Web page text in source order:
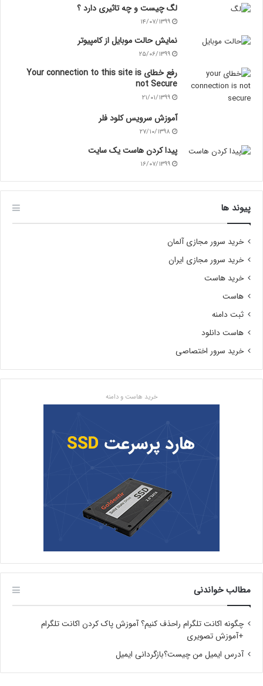
لگ چیست و چه تاثیری دارد ؟
۱۴/۰۷/۱۳۹۹
نمایش حالت موبایل از کامپیوتر
۲۵/۰۶/۱۳۹۹
رفع خطای Your connection to this site is
not Secure
۲۱/۰۱/۱۳۹۹
آموزش سرویس کلود فلر
۲۷/۱۰/۱۳۹۸
پیدا کردن هاست یک سایت
۱۶/۰۷/۱۳۹۹
پیوند ها
خرید سرور مجازی آلمان
خرید سرور مجازی ایران
خرید هاست
هاست
ثبت دامنه
هاست دانلود
خرید سرور اختصاصی
خرید هاست و دامنه
مطالب خواندنی
چگونه اکانت تلگرام راحذف کنیم؟ آموزش پاک کردن اکانت تلگرام
+آموزش تصویری
آدرس ایمیل من چیست؟بازگردانی ایمیل